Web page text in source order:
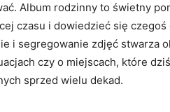
Album rodzinny to świetny
czasu i dowiedzieć się czegoś
i segregowanie zdjęć stwarza
czy o miejscach, które
sprzed wielu dekad.